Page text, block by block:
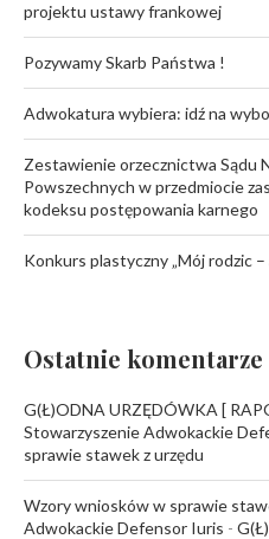
projektu ustawy frankowej
Pozywamy Skarb Państwa !
Adwokatura wybiera: idź na
Zestawienie orzecznictwa Sądu
Powszechnych w przedmiocie
kodeksu postępowania karnego
Konkurs plastyczny „Mój rodzic –
Ostatnie komentarze
G(Ł)ODNA URZĘDÓWKA [
Stowarzyszenie Adwokackie
sprawie stawek z urzędu
Wzory wniosków w sprawie
Adwokackie Defensor Iuris -